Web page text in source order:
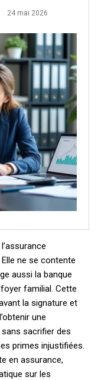
24 mai 2026
ne se contente
aussi la banque
familial. Cette
la signature et
une
sacrifier des
primes injustifiées.
en assurance,
sur les